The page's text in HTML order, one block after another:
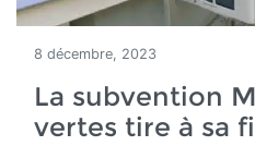
8 décembre, 2023
La subvention
vertes tire à sa